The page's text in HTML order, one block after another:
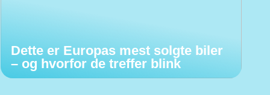
Dette er Europas mest solgte biler
– og hvorfor de treffer blink